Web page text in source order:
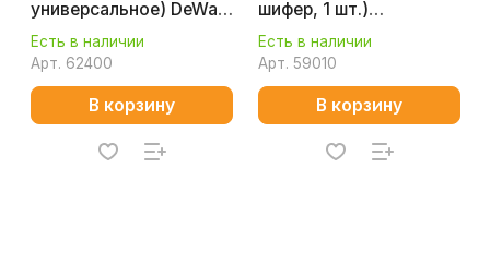
универсальное) DeWalt
DT2387-QZ
Есть в наличии
Арт. 62400
В корзину
шифер, 1 шт.)
ПРАКТИКА 244-339
Есть в наличии
Арт. 59010
В корзину